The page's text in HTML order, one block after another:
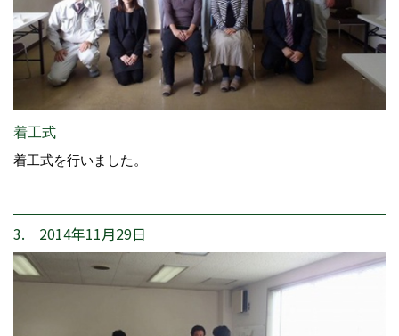
着工式
着工式を行いました。
3. 2014年11月29日